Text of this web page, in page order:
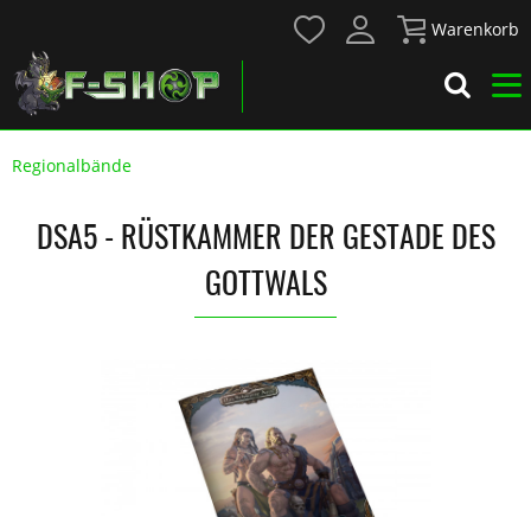
Warenkorb
Regionalbände
DSA5 - RÜSTKAMMER DER GESTADE DES
GOTTWALS